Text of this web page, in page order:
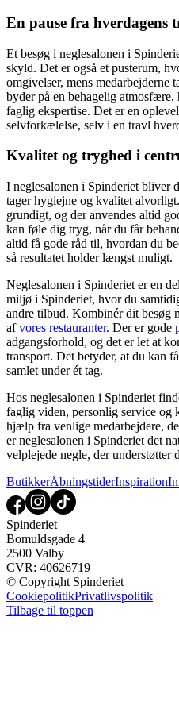
En pause fra hverdagens
Et besøg i neglesalonen i
skyld. Det er også et pusterum,
omgivelser, mens medarbejderne
byder på en behagelig
faglig ekspertise. Det er en
selvforkælelse, selv i en travl
Kvalitet og tryghed i
I neglesalonen i Spinderiet bliver
tager hygiejne og kvalitet
grundigt, og der anvendes altid
kan føle dig tryg, når du får
altid få gode råd til, hvordan du
så resultatet holder længst muligt.
Neglesalonen i Spinderiet er en
miljø i Spinderiet, hvor du
andre tilbud. Kombinér dit besøg
afvores restauranter. Der er gode
adgangsforhold, og det er let at
transport. Det betyder, at du kan
samlet under ét tag.
Hos neglesalonen i Spinderiet
faglig viden, personlig service og
hjælp fra venlige medarbejdere,
er neglesalonen i Spinderiet det
velplejede negle, der understøtter
ButikkerÅbningstiderInspiration
Spinderiet
Bomuldsgade 4
2500 Valby
CVR: 40626719
© Copyright Spinderiet
CookiepolitikPrivatlivspolitik
Tilbage til toppen